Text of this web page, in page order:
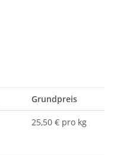
Grundpreis
25,50 € pro kg